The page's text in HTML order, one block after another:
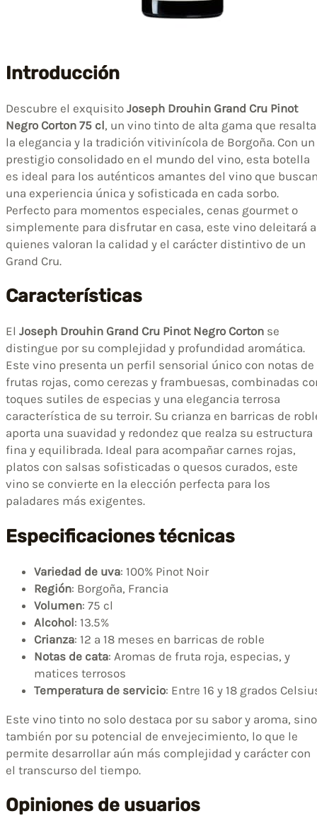
Introducción
Descubre el exquisito Joseph Drouhin Grand Cru Pinot
Negro Corton 75 cl, un vino tinto de alta gama que resalta
la elegancia y la tradición vitivinícola de Borgoña. Con un
prestigio consolidado en el mundo del vino, esta botella
es ideal para los auténticos amantes del vino que
una experiencia única y sofisticada en cada sorbo.
Perfecto para momentos especiales, cenas gourmet o
simplemente para disfrutar en casa, este vino deleitará a
quienes valoran la calidad y el carácter distintivo de un
Grand Cru.
Características
El Joseph Drouhin Grand Cru Pinot Negro Corton se
distingue por su complejidad y profundidad aromática.
Este vino presenta un perfil sensorial único con notas de
frutas rojas, como cerezas y frambuesas, combinadas
toques sutiles de especias y una elegancia terrosa
característica de su terroir. Su crianza en barricas de
aporta una suavidad y redondez que realza su estructura
fina y equilibrada. Ideal para acompañar carnes rojas,
platos con salsas sofisticadas o quesos curados, este
vino se convierte en la elección perfecta para los
paladares más exigentes.
Especificaciones técnicas
Variedad de uva: 100% Pinot Noir
Región: Borgoña, Francia
Volumen: 75 cl
Alcohol: 13.5%
Crianza: 12 a 18 meses en barricas de roble
Notas de cata: Aromas de fruta roja, especias, y
matices terrosos
Temperatura de servicio: Entre 16 y 18 grados
Este vino tinto no solo destaca por su sabor y aroma, sino
también por su potencial de envejecimiento, lo que le
permite desarrollar aún más complejidad y carácter con
el transcurso del tiempo.
Opiniones de usuarios